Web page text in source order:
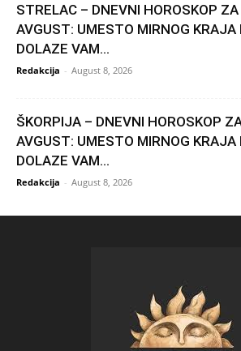
STRELAC – DNEVNI HOROSKOP
AVGUST: UMESTO MIRNOG KRAJA
DOLAZE VAM...
Redakcija - August 8, 2026
ŠKORPIJA – DNEVNI HOROSKOP
AVGUST: UMESTO MIRNOG KRAJA
DOLAZE VAM...
Redakcija - August 8, 2026